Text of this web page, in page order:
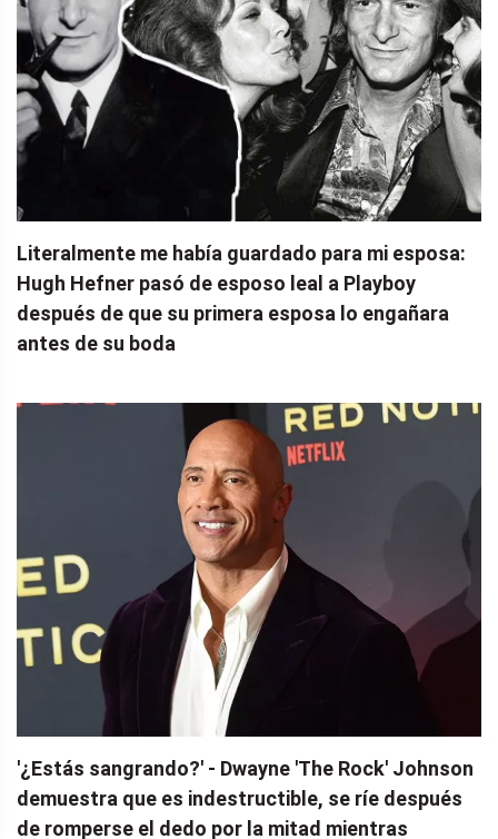
Literalmente me había guardado para mi esposa:
Hugh Hefner pasó de esposo leal a Playboy
después de que su primera esposa lo engañara
antes de su boda
'¿Estás sangrando?' - Dwayne 'The Rock' Johnson
demuestra que es indestructible, se ríe después
de romperse el dedo por la mitad mientras